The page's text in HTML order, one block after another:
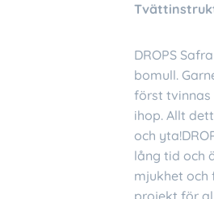
DROPS
bomull.
först tvinnas
ihop. Allt
och
lång tid och
mjukhet och
projekt för